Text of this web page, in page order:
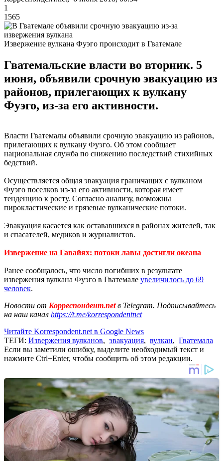
1
1565
Извержение вулкана Фуэго происходит в Гватемале
Гватемальские власти во вторник. 5
июня, объявили срочную эвакуацию из
районов, прилегающих к вулкану
Фуэго, из-за его активности.
Власти Гватемалы объявили срочную эвакуацию из районов,
прилегающих к вулкану Фуэго. Об этом сообщает
национальная служба по снижению последствий стихийных
бедствий.
Осуществляется общая эвакуация граничащих с вулканом
Фуэго поселков из-за его активности, которая имеет
тенденцию к росту. Согласно анализу, возможны
пирокластические и грязевые вулканические потоки.
Эвакуация касается как остававшихся в районах жителей, так
и спасателей, медиков и журналистов.
Извержение на Гавайях: потоки лавы достигли океана
Ранее сообщалось, что число погибших в результате
извержения вулкана Фуэго в Гватемале увеличилось до 69
человек.
Новости от Корреспондент.netв Telegram. Подписывайтесь
на наш канал https://t.me/korrespondentnet
Читайте Korrespondent.net в Google News
ТЕГИ: Извержения вулканов, эвакуация, вулкан, Гватемала
Если вы заметили ошибку, выделите необходимый текст и
нажмите Ctrl+Enter, чтобы сообщить об этом редакции.